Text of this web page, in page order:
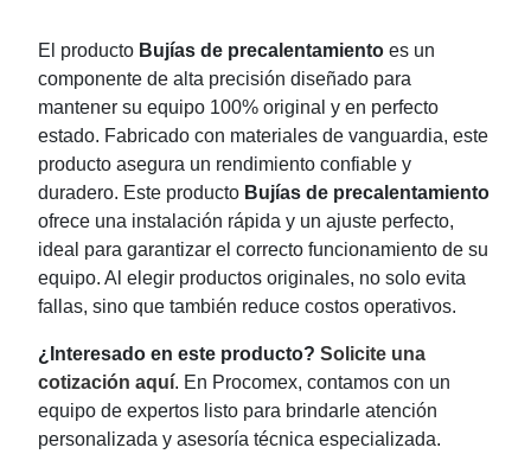
El producto Bujías de precalentamiento es un
componente de alta precisión diseñado para
mantener su equipo 100% original y en perfecto
estado. Fabricado con materiales de vanguardia, este
producto asegura un rendimiento confiable y
duradero. Este producto Bujías de precalentamiento
ofrece una instalación rápida y un ajuste perfecto,
ideal para garantizar el correcto funcionamiento de su
equipo. Al elegir productos originales, no solo evita
fallas, sino que también reduce costos operativos.
¿Interesado en este producto? Solicite una
cotización aquí. En Procomex, contamos con un
equipo de expertos listo para brindarle atención
personalizada y asesoría técnica especializada.